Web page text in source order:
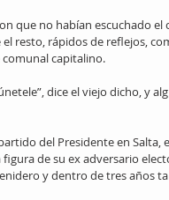
que no habían escuchado
resto, rápidos de reflejos,
capitalino.
dice el viejo dicho, y
del Presidente en Salta,
de su ex adversario
y dentro de tres años